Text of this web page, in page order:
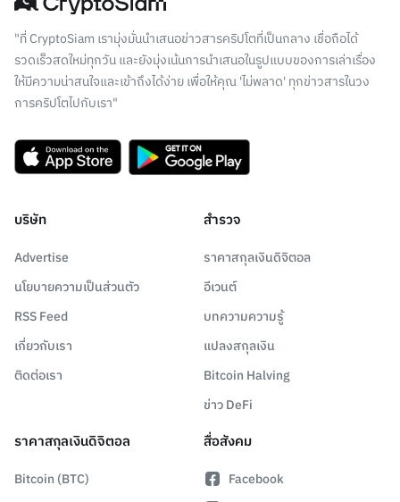
"ที่ CryptoSiam เรามุ่งมั่นนำเสนอข่าวสารคริปโตที่เป็นกลาง เชื่อถือได้
รวดเร็วสดใหม่ทุกวัน และยังมุ่งเน้นการนำเสนอในรูปแบบของการเล่าเรื่อง
ให้มีความน่าสนใจและเข้าถึงได้ง่าย เพื่อให้คุณ 'ไม่พลาด' ทุกข่าวสารในวง
การคริปโตไปกับเรา"
บริษัท
Advertise
นโยบายความเป็นส่วนตัว
RSS Feed
เกี่ยวกับเรา
ติดต่อเรา
สำรวจ
ราคาสกุลเงินดิจิตอล
อีเวนต์
บทความความรู้
แปลงสกุลเงิน
Bitcoin Halving
ข่าว DeFi
ราคาสกุลเงินดิจิตอล
Bitcoin (BTC)
สื่อสังคม
Facebook